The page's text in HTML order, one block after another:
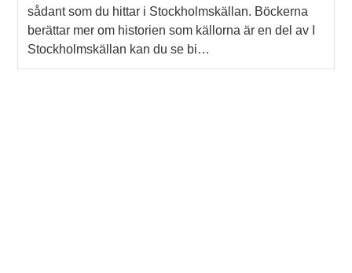
sådant som du hittar i Stockholmskällan. Böckerna
berättar mer om historien som källorna är en del av I
Stockholmskällan kan du se bi…